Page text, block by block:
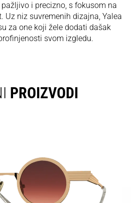
i precizno, s fokusom na
Uz niz suvremenih dizajna, Yalea
za one koji žele dodati dašak
svom izgledu.
PROIZVODI